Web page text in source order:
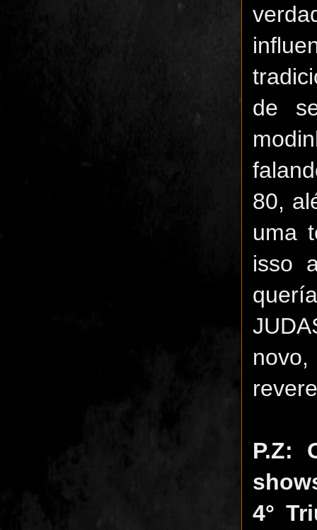
de
80,
uma
isso
P.Z:
4°